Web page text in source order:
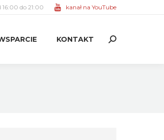
16:00 do 21:00 kanał na YouTube
KONTAKT Search: